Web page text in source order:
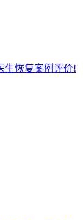
生恢复案例评价!